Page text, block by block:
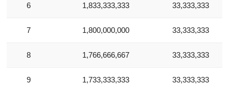
6 1,833,333,333 33,333,333
7 1,800,000,000 33,333,333
8 1,766,666,667 33,333,333
9 1,733,333,333 33,333,333